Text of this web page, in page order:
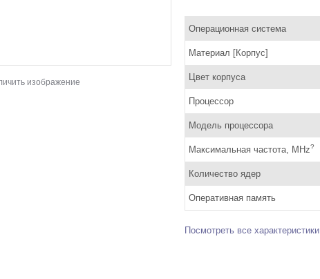
изображение
Операционная система
Материал [Корпус]
Цвет корпуса
Процессор
Модель процессора
Максимальная частота, MHz?
Количество ядер
Оперативная память
Посмотреть все характеристики